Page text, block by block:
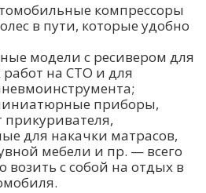
компрессоры
в пути, которые удобно
модели с ресивером для
на СТО и для
приборы,
для накачки матрасов,
мебели и пр. — всего
возить с собой на отдых в